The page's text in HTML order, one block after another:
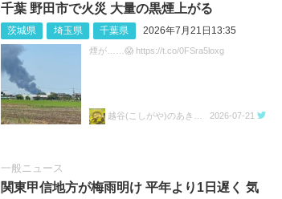
千葉 野田市で火災 大量の黒煙上がる
茨城県 埼玉県 千葉県 2026年7月21日13:35
煙が……😱 https://t.co/0FSra5loxg
2026-07-21
一般ニュース
関東甲信地方が梅雨明け 平年より1日遅く 気